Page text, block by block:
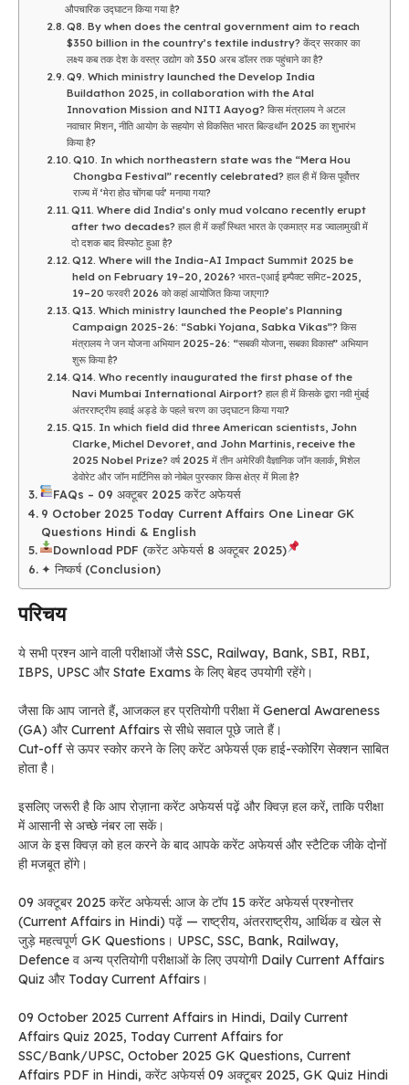
औपचारिक उद्घाटन किया गया है?
Q8. By when does the central government aim to reach
$350 billion in the country’s textile industry? केंद्र सरकार का
लक्ष्य कब तक देश के वस्त्र उद्योग को 350 अरब डॉलर तक पहुंचाने का है?
Q9. Which ministry launched the Develop India
Buildathon 2025, in collaboration with the Atal
Innovation Mission and NITI Aayog? किस मंत्रालय ने अटल
नवाचार मिशन, नीति आयोग के सहयोग से विकसित भारत बिल्डथॉन 2025 का शुभारंभ
किया है?
Q10. In which northeastern state was the “Mera Hou
Chongba Festival” recently celebrated? हाल ही में किस पूर्वोत्तर
राज्य में ‘मेरा होउ चोंगबा पर्व’ मनाया गया?
Q11. Where did India’s only mud volcano recently erupt
after two decades? हाल ही में कहाँ स्थित भारत के एकमात्र मड ज्वालामुखी में
दो दशक बाद विस्फोट हुआ है?
Q12. Where will the India-AI Impact Summit 2025 be
held on February 19–20, 2026? भारत-एआई इम्पैक्ट समिट-2025,
19–20 फरवरी 2026 को कहां आयोजित किया जाएगा?
Q13. Which ministry launched the People’s Planning
Campaign 2025-26: “Sabki Yojana, Sabka Vikas”? किस
मंत्रालय ने जन योजना अभियान 2025-26: “सबकी योजना, सबका विकास” अभियान
शुरू किया है?
Q14. Who recently inaugurated the first phase of the
Navi Mumbai International Airport? हाल ही में किसके द्वारा नवी मुंबई
अंतरराष्ट्रीय हवाई अड्डे के पहले चरण का उद्घाटन किया गया?
Q15. In which field did three American scientists, John
Clarke, Michel Devoret, and John Martinis, receive the
2025 Nobel Prize? वर्ष 2025 में तीन अमेरिकी वैज्ञानिक जॉन क्लार्क, मिशेल
डेवोरेट और जॉन मार्टिनिस को नोबेल पुरस्कार किस क्षेत्र में मिला है?
FAQs – 09 अक्टूबर 2025 करेंट अफेयर्स
9 October 2025 Today Current Affairs One Linear GK
Questions Hindi & English
Download PDF (करेंट अफेयर्स 8 अक्टूबर 2025)
✦ निष्कर्ष (Conclusion)
परिचय
ये सभी प्रश्न आने वाली परीक्षाओं जैसे SSC, Railway, Bank, SBI, RBI,
IBPS, UPSC और State Exams के लिए बेहद उपयोगी रहेंगे।
जैसा कि आप जानते हैं, आजकल हर प्रतियोगी परीक्षा में General Awareness
(GA) और Current Affairs से सीधे सवाल पूछे जाते हैं।
Cut-off से ऊपर स्कोर करने के लिए करेंट अफेयर्स एक हाई-स्कोरिंग सेक्शन साबित
होता है।
इसलिए जरूरी है कि आप रोज़ाना करेंट अफेयर्स पढ़ें और क्विज़ हल करें, ताकि परीक्षा
में आसानी से अच्छे नंबर ला सकें।
आज के इस क्विज़ को हल करने के बाद आपके करेंट अफेयर्स और स्टैटिक जीके दोनों
ही मजबूत होंगे।
09 अक्टूबर 2025 करेंट अफेयर्स: आज के टॉप 15 करेंट अफेयर्स प्रश्नोत्तर
(Current Affairs in Hindi) पढ़ें — राष्ट्रीय, अंतरराष्ट्रीय, आर्थिक व खेल से
जुड़े महत्वपूर्ण GK Questions। UPSC, SSC, Bank, Railway,
Defence व अन्य प्रतियोगी परीक्षाओं के लिए उपयोगी Daily Current Affairs
Quiz और Today Current Affairs।
09 October 2025 Current Affairs in Hindi, Daily Current
Affairs Quiz 2025, Today Current Affairs for
SSC/Bank/UPSC, October 2025 GK Questions, Current
Affairs PDF in Hindi, करेंट अफेयर्स 09 अक्टूबर 2025, GK Quiz Hindi